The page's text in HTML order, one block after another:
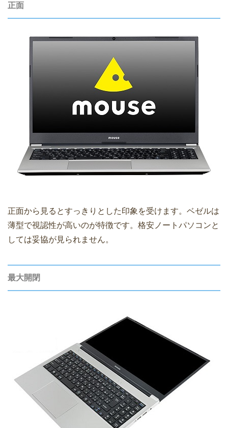
正面
正面から見るとすっきりとした印象を受けます。ベゼルは
薄型で視認性が高いのが特徴です。格安ノートパソコンと
しては妥協が見られません。
最大開閉